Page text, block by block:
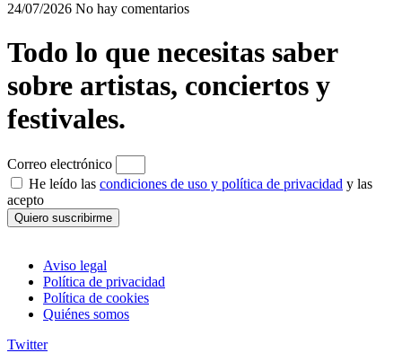
24/07/2026 No hay comentarios
Todo lo que necesitas saber
sobre artistas, conciertos y
festivales.
Correo electrónico
He leído las condiciones de uso y política de privacidad y las
acepto
Quiero suscribirme
Aviso legal
Política de privacidad
Política de cookies
Quiénes somos
Twitter